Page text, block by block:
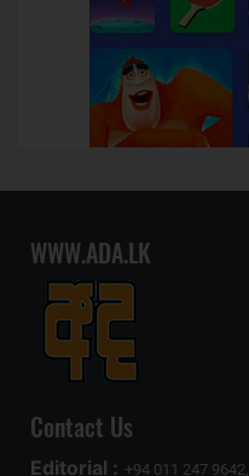
WWW.ADA.LK
Contact Us
Editorial : +94 011 247 9642,